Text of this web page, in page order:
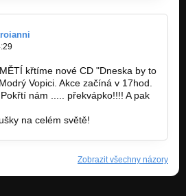
křtíme nové CD "Dneska by to
Vopici. Akce začíná v 17hod.
nám ..... překvápko!!!! A pak
na celém světě!
Zobrazit všechny názory